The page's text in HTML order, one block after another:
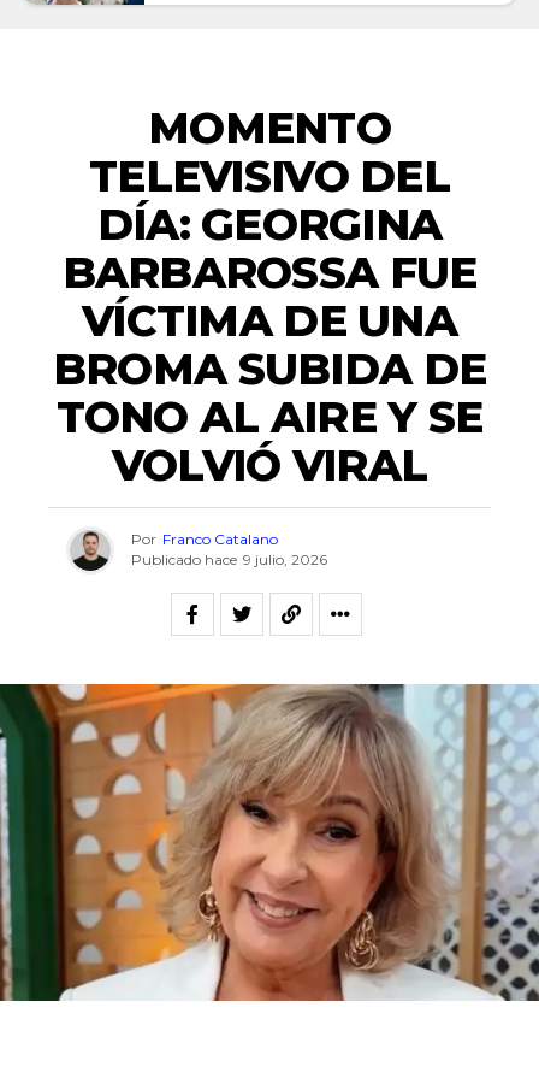
MOMENTO
TELEVISIVO DEL
DÍA: GEORGINA
BARBAROSSA FUE
VÍCTIMA DE UNA
BROMA SUBIDA DE
TONO AL AIRE Y SE
VOLVIÓ VIRAL
Por Franco Catalano
Publicado hace 9 julio, 2026